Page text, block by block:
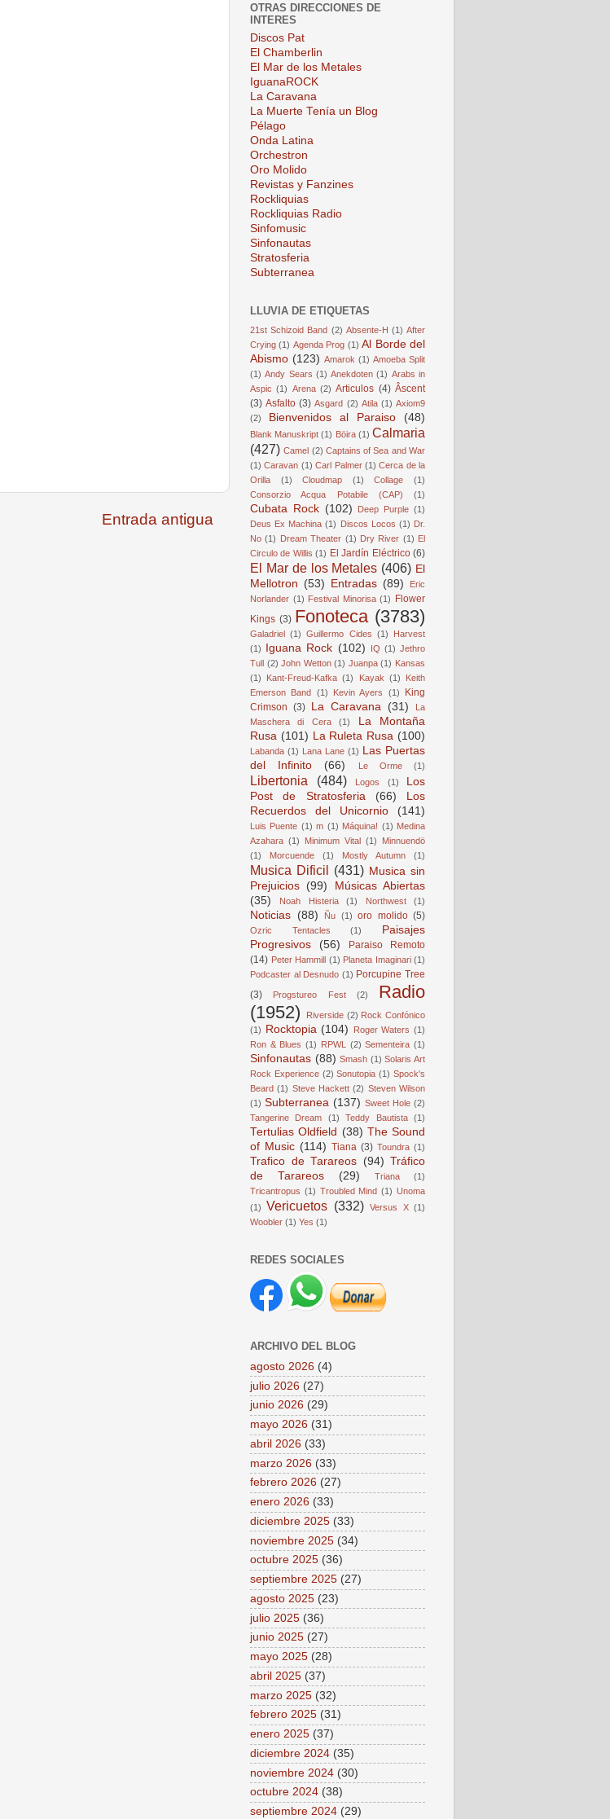
Entrada antigua
OTRAS DIRECCIONES DE
INTERES
Discos Pat
El Chamberlin
El Mar de los Metales
IguanaROCK
La Caravana
La Muerte Tenía un Blog
Pélago
Onda Latina
Orchestron
Oro Molido
Revistas y Fanzines
Rockliquias
Rockliquias Radio
Sinfomusic
Sinfonautas
Stratosferia
Subterranea
LLUVIA DE ETIQUETAS
21st Schizoid Band (2) Absente-H (1) After
Crying (1) Agenda Prog (1) Al Borde del
Abismo (123) Amarok (1) Amoeba Split
(1) Andy Sears (1) Anekdoten (1) Arabs in
Aspic (1) Arena (2) Articulos (4) Âscent
(3) Asfalto (3) Asgard (2) Atila (1) Axiom9
(2)
Bienvenidos al Paraiso (48)
Blank Manuskript (1) Böira (1) Calmaria
(427) Camel (2) Captains of Sea and War
(1) Caravan (1) Carl Palmer (1) Cerca de la
Orilla
(1) Cloudmap (1) Collage
(1)
Consorzio Acqua Potabile (CAP)
(1)
Cubata Rock (102) Deep Purple (1)
Deus Ex Machina (1) Discos Locos (1) Dr.
No (1) Dream Theater (1) Dry River (1) El
Circulo de Willis (1) El Jardín Eléctrico (6)
El Mar de los Metales (406) El
Mellotron (53) Entradas (89)
Eric
Norlander (1) Festival Minorisa (1) Flower
Kings (3) Fonoteca (3783)
Galadriel (1) Guillermo Cides (1)
Harvest
(1) Iguana Rock (102) IQ (1) Jethro
Tull (2) John Wetton (1) Juanpa (1) Kansas
(1)
Kant-Freud-Kafka (1) Kayak (1)
Keith
Emerson Band (1) Kevin Ayers (1)
King
Crimson (3) La Caravana (31)
La
Maschera di Cera
(1)
La Montaña
Rusa (101) La Ruleta Rusa (100)
Labanda (1) Lana Lane (1) Las Puertas
del Infinito
(66) Le Orme (1)
Libertonia (484) Logos (1)
Los
Post de Stratosferia
(66)
Los
Recuerdos del Unicornio
(141)
Luis Puente (1) m (1) Máquina! (1) Medina
Azahara (1) Minimum Vital (1)
Minnuendö
(1)
Morcuende (1) Mostly Autumn (1)
Musica Dificil (431) Musica sin
Prejuicios (99)
Músicas Abiertas
(35)
Noah Histeria (1) Northwest (1)
Noticias (88) Ñu (1) oro molido (5)
Ozric Tentacles (1)
Paisajes
Progresivos
(56)
Paraiso Remoto
(14) Peter Hammill (1) Planeta Imaginari (1)
Podcaster al Desnudo (1) Porcupine Tree
(3)
Progstureo Fest (2)
Radio
(1952)
Riverside (2) Rock Confónico
(1) Rocktopia (104) Roger Waters (1)
Ron & Blues (1) RPWL (2) Sementeira (1)
Sinfonautas (88) Smash (1) Solaris Art
Rock Experience (2) Sonutopia (1) Spock's
Beard (1) Steve Hackett (2) Steven Wilson
(1) Subterranea (137) Sweet Hole (2)
Tangerine Dream
(1) Teddy Bautista (1)
Tertulias Oldfield (38) The Sound
of Music (114) Tiana (3) Toundra (1)
Trafico de Tarareos (94) Tráfico
de Tarareos
(29) Triana
(1)
Tricantropus (1) Troubled Mind (1) Unoma
(1)
Vericuetos (332) Versus X (1)
Woobler (1) Yes (1)
REDES SOCIALES
ARCHIVO DEL BLOG
agosto 2026 (4)
julio 2026 (27)
junio 2026 (29)
mayo 2026 (31)
abril 2026 (33)
marzo 2026 (33)
febrero 2026 (27)
enero 2026 (33)
diciembre 2025 (33)
noviembre 2025 (34)
octubre 2025 (36)
septiembre 2025 (27)
agosto 2025 (23)
julio 2025 (36)
junio 2025 (27)
mayo 2025 (28)
abril 2025 (37)
marzo 2025 (32)
febrero 2025 (31)
enero 2025 (37)
diciembre 2024 (35)
noviembre 2024 (30)
octubre 2024 (38)
septiembre 2024 (29)